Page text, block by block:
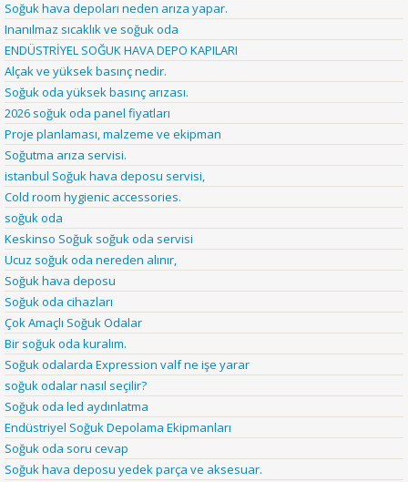
Soğuk hava depoları neden arıza yapar.
Inanılmaz sıcaklık ve soğuk oda
ENDÜSTRİYEL SOĞUK HAVA DEPO KAPILARI
Alçak ve yüksek basınç nedir.
Soğuk oda yüksek basınç arızası.
2026 soğuk oda panel fiyatları
Proje planlaması, malzeme ve ekipman
Soğutma arıza servisi.
istanbul Soğuk hava deposu servisi,
Cold room hygienic accessories.
soğuk oda
Keskinso Soğuk soğuk oda servisi
Ucuz soğuk oda nereden alınır,
Soğuk hava deposu
Soğuk oda cihazları
Çok Amaçlı Soğuk Odalar
Bir soğuk oda kuralım.
Soğuk odalarda Expression valf ne işe yarar
soğuk odalar nasıl seçilir?
Soğuk oda led aydınlatma
Endüstriyel Soğuk Depolama Ekipmanları
Soğuk oda soru cevap
Soğuk hava deposu yedek parça ve aksesuar.